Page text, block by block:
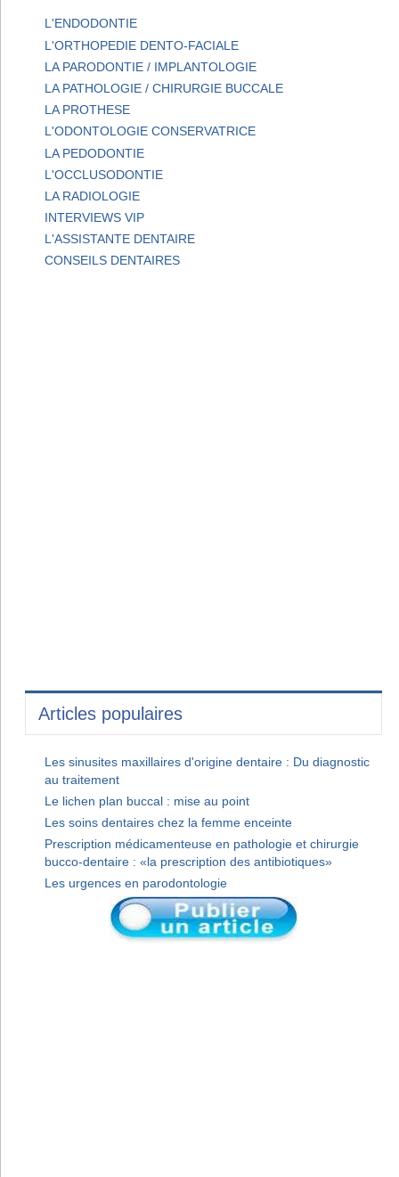
L'ENDODONTIE
L'ORTHOPEDIE DENTO-FACIALE
LA PARODONTIE / IMPLANTOLOGIE
LA PATHOLOGIE / CHIRURGIE BUCCALE
LA PROTHESE
L'ODONTOLOGIE CONSERVATRICE
LA PEDODONTIE
L'OCCLUSODONTIE
LA RADIOLOGIE
INTERVIEWS VIP
L'ASSISTANTE DENTAIRE
CONSEILS DENTAIRES
Articles populaires
Les sinusites maxillaires d'origine dentaire : Du diagnostic
au traitement
Le lichen plan buccal : mise au point
Les soins dentaires chez la femme enceinte
Prescription médicamenteuse en pathologie et chirurgie
bucco-dentaire : «la prescription des antibiotiques»
Les urgences en parodontologie